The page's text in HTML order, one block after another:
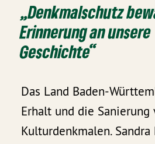
„Denkmalschutz
Erinnerung an unsere
Geschichte“
Das Land Baden-
Erhalt und die Sanierung
Kulturdenkmalen.